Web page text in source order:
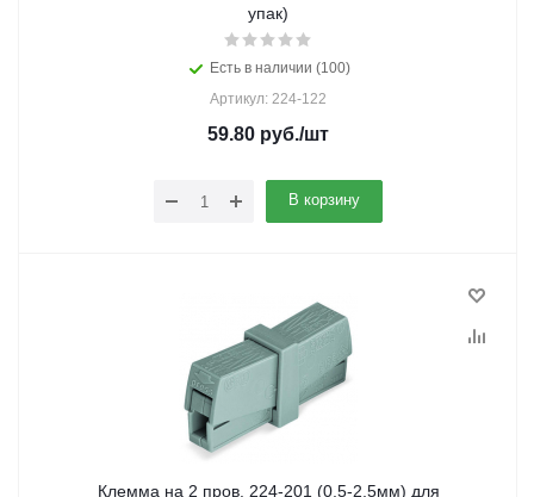
упак)
Есть в наличии (100)
Артикул: 224-122
59.80 руб./шт
В корзину
Клемма на 2 пров. 224-201 (0,5-2,5мм) для